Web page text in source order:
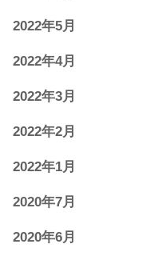
2022年5月
2022年4月
2022年3月
2022年2月
2022年1月
2020年7月
2020年6月